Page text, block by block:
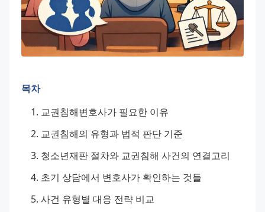
목차
교권침해변호사가 필요한 이유
교권침해의 유형과 법적 판단 기준
청소년재판 절차와 교권침해 사건의 연결고리
초기 상담에서 변호사가 확인하는 것들
사건 유형별 대응 전략 비교